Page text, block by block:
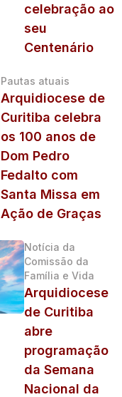
celebração ao
seu
Centenário
Pautas atuais
Arquidiocese de
Curitiba celebra
os 100 anos de
Dom Pedro
Fedalto com
Santa Missa em
Ação de Graças
Notícia da
Comissão da
Família e Vida
Arquidiocese
de Curitiba
abre
programação
da Semana
Nacional da